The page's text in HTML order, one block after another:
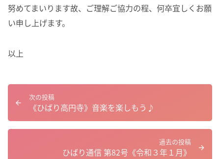
努めてまいります故、ご理解ご協力の程、何卒宜しくお願
い申し上げます。
以上
過去の投稿
ひばり通信 第82号《令和３年１月》
次の投稿
《ひばり高円寺》音楽を楽しもう♪